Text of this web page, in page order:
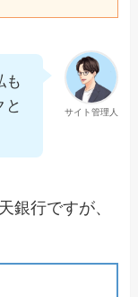
サイト管理人
も
と
銀行ですが、